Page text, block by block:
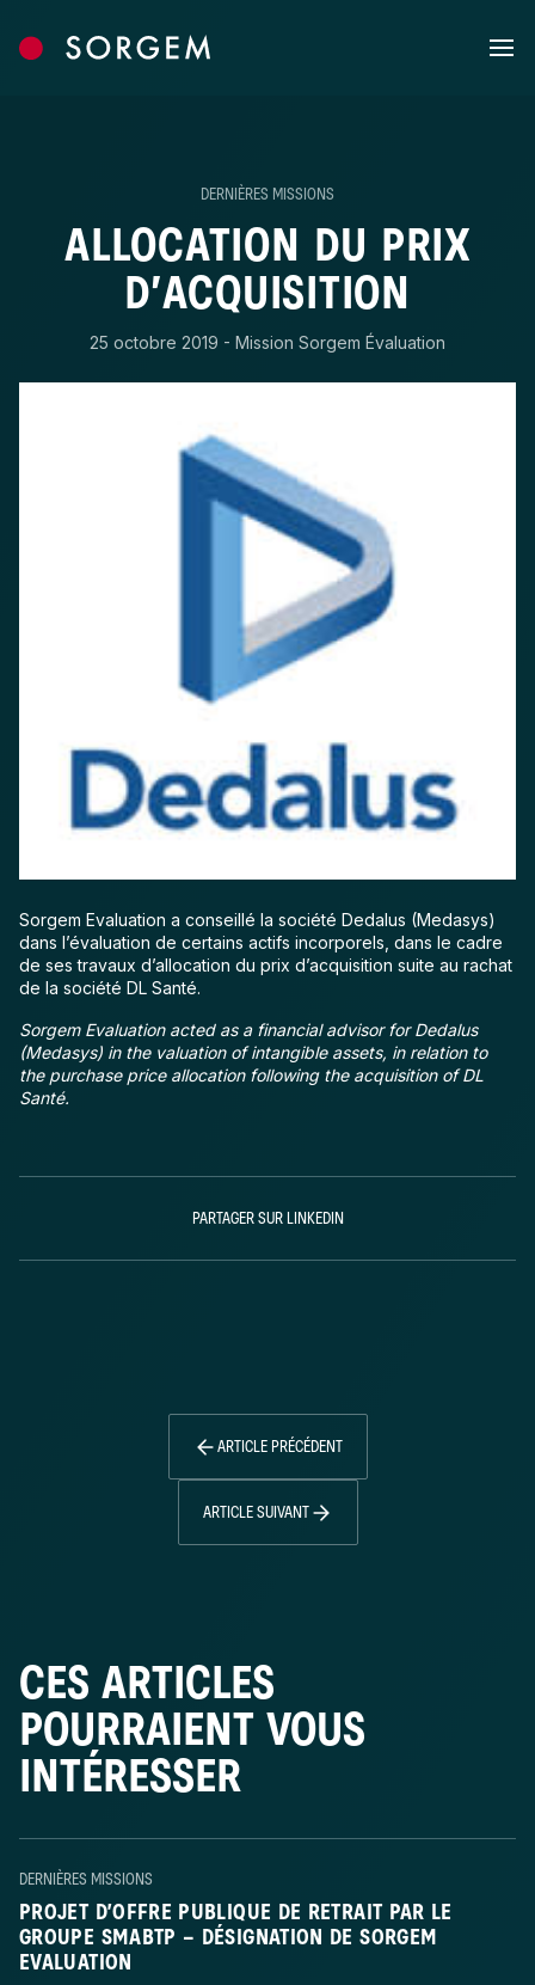
DERNIÈRES MISSIONS
ALLOCATION DU PRIX
D’ACQUISITION
25 octobre 2019 - Mission Sorgem Évaluation
Sorgem Evaluation a conseillé la société Dedalus (Medasys)
dans l’évaluation de certains actifs incorporels, dans le cadre
de ses travaux d’allocation du prix d’acquisition suite au rachat
de la société DL Santé.
Sorgem Evaluation acted as a financial advisor for Dedalus
(Medasys) in the valuation of intangible assets, in relation to
the purchase price allocation following the acquisition of DL
Santé.
PARTAGER SUR LINKEDIN
ARTICLE PRÉCÉDENT
ARTICLE SUIVANT
CES ARTICLES
POURRAIENT VOUS
INTÉRESSER
DERNIÈRES MISSIONS
PROJET D’OFFRE PUBLIQUE DE RETRAIT PAR LE
GROUPE SMABTP – DÉSIGNATION DE SORGEM
EVALUATION